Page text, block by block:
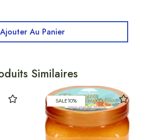
Ajouter Au Panier
Similaires
SALE10%